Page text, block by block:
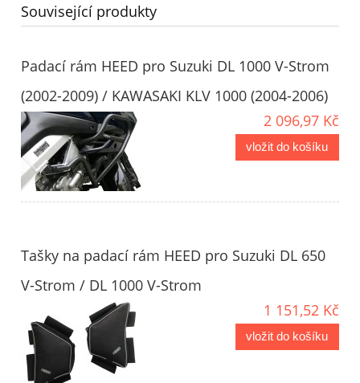
Související produkty
Padací rám HEED pro Suzuki DL 1000 V-Strom
(2002-2009) / KAWASAKI KLV 1000 (2004-2006)
2 096,97 Kč
vložit do košíku
Tašky na padací rám HEED pro Suzuki DL 650
V-Strom / DL 1000 V-Strom
1 151,52 Kč
vložit do košíku